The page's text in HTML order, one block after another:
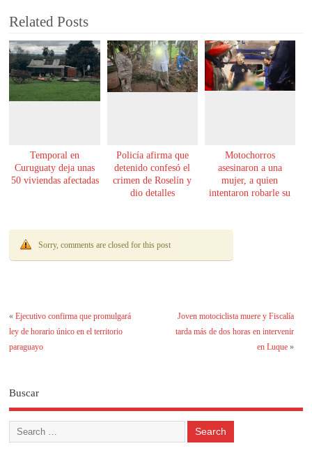
Related Posts
Temporal en
Curuguaty deja unas
50 viviendas afectadas
Policía afirma que
detenido confesó el
crimen de Roselín y
dio detalles
Motochorros
asesinaron a una
mujer, a quien
intentaron robarle su
Sorry, comments are closed for this post
«Ejecutivo confirma que promulgará
ley de horario único en el territorio
paraguayo
Joven motociclista muere y Fiscalía
tarda más de dos horas en intervenir
en Luque»
Buscar